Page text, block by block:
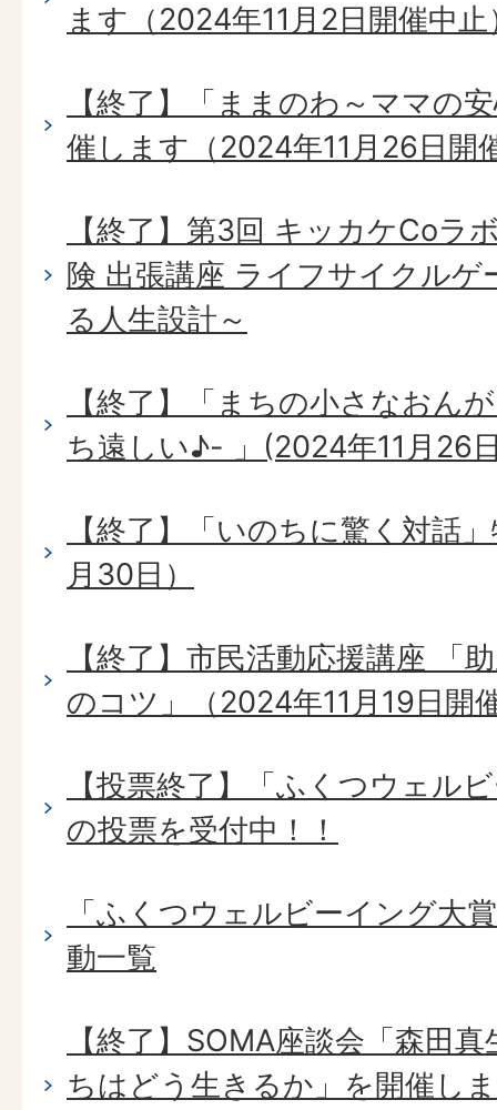
ます（2024年11月2日開催中止
【終了】「ままのわ～ママの
催します（2024年11月26日開
【終了】第3回 キッカケCoラ
険 出張講座 ライフサイクルゲ
る人生設計～
【終了】「まちの小さなおん
ち遠しい♪- 」(2024年11月26
【終了】「いのちに驚く対話
月30日）
【終了】市民活動応援講座 「
のコツ」（2024年11月19日開
【投票終了】「ふくつウェル
の投票を受付中！！
「ふくつウェルビーイング大
動一覧
【終了】SOMA座談会「森田
ちはどう生きるか」を開催し